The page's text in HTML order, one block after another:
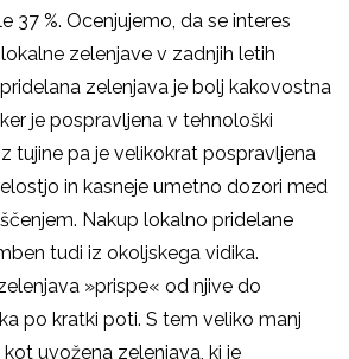
37 %. Ocenjujemo, da se interes
zelenjave v zadnjih letih
zelenjava je bolj kakovostna
je pospravljena v tehnološki
tujine pa je velikokrat pospravljena
in kasneje umetno dozori med
Nakup lokalno pridelane
tudi iz okoljskega vidika.
»prispe« od njive do
po kratki poti. S tem veliko manj
uvožena zelenjava, ki je